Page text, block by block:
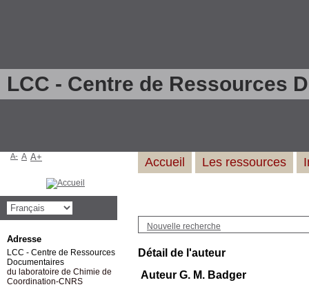
LCC - Centre de Ressources
Nouvelle recherche
Détail de l'auteur
Auteur G. M. Badger
Accueil Les ressources
A- A A+
Adresse
LCC - Centre de Ressources
Documentaires
du laboratoire de Chimie de
Coordination-CNRS